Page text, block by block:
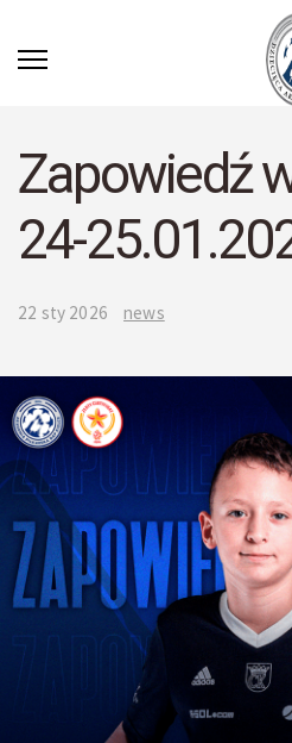
Zapowiedź
24-
22 sty 2026 news